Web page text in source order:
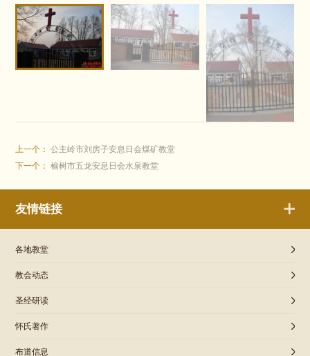
上一个：公主岭市刘房子安息日会煤矿教堂
下一个：榆树市五龙安息日会水泉教堂
友情链接
各地教堂
教会动态
圣经研读
怀氏著作
布道信息